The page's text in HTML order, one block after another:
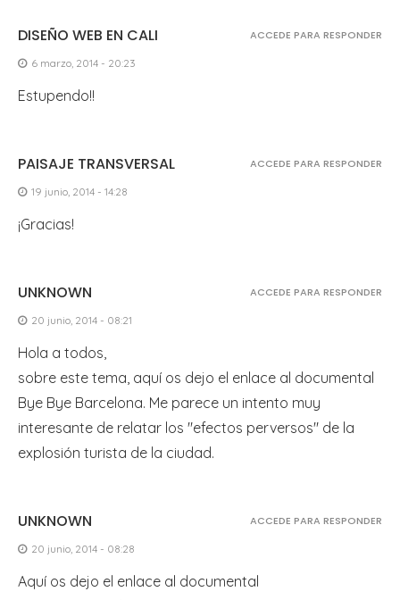
DISEÑO WEB EN CALI
6 marzo, 2014 - 20:23
Estupendo!!
ACCEDE PARA RESPONDER
PAISAJE TRANSVERSAL
19 junio, 2014 - 14:28
¡Gracias!
ACCEDE PARA RESPONDER
UNKNOWN
20 junio, 2014 - 08:21
Hola a todos,
sobre este tema, aquí os dejo el enlace al documental
Bye Bye Barcelona. Me parece un intento muy
interesante de relatar los "efectos perversos" de la
explosión turista de la ciudad.
ACCEDE PARA RESPONDER
UNKNOWN
20 junio, 2014 - 08:28
Aquí os dejo el enlace al documental
ACCEDE PARA RESPONDER